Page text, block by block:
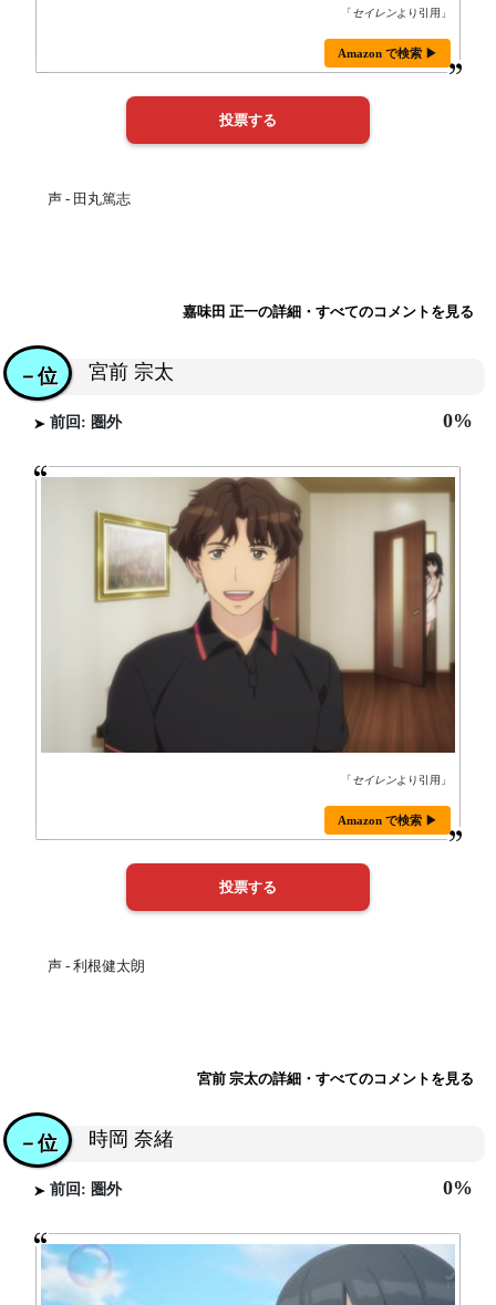
「セイレンより引用」
Amazon で検索 ▶
声 - 田丸篤志
嘉味田 正一の詳細・すべてのコメントを見る
宮前 宗太
－位
前回: 圏外 0%
「セイレンより引用」
Amazon で検索 ▶
声 - 利根健太朗
宮前 宗太の詳細・すべてのコメントを見る
時岡 奈緒
－位
前回: 圏外 0%